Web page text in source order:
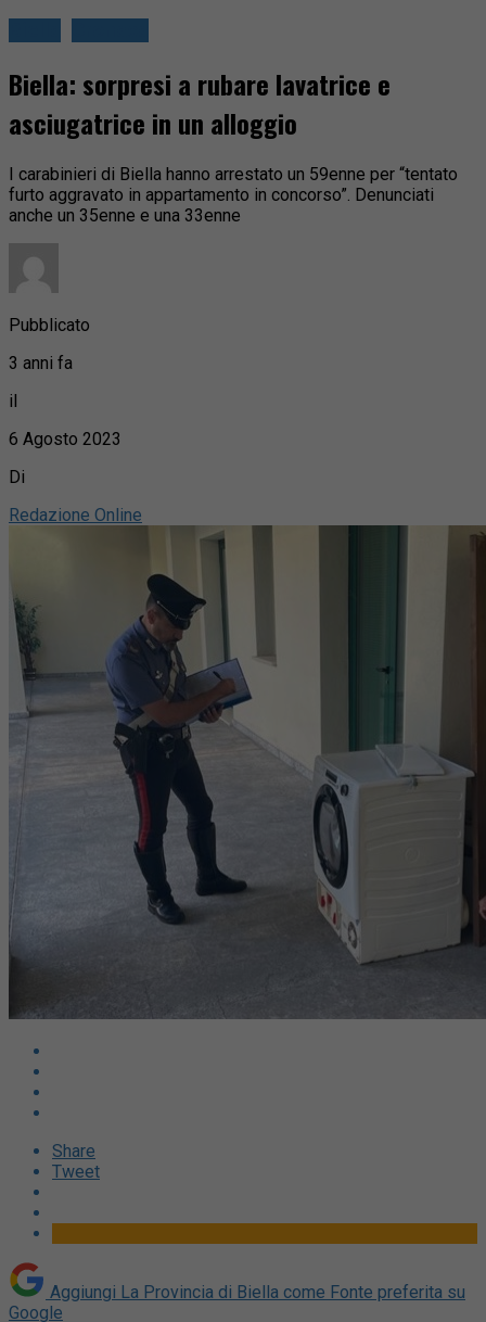
Biella: sorpresi a rubare lavatrice e
asciugatrice in un alloggio
I carabinieri di Biella hanno arrestato un 59enne per “tentato
furto aggravato in appartamento in concorso”. Denunciati
anche un 35enne e una 33enne
Pubblicato
3 anni fa
il
6 Agosto 2023
Di
Redazione Online
Share
Tweet
Aggiungi La Provincia di Biella come Fonte preferita su
Google